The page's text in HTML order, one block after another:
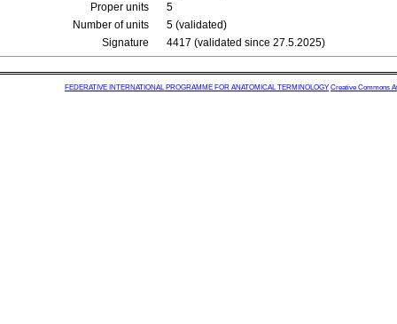
Proper units
5
Number of units
5 (validated)
Signature
4417 (validated since 27.5.2025)
FEDERATIVE INTERNATIONAL PROGRAMME FOR ANATOMICAL TERMINOLOGY Creative Commons